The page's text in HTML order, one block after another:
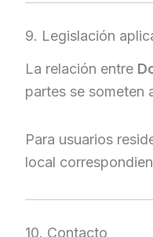
9. Legislación
La relación entre
partes se someten
Para usuarios
local
10. Contacto